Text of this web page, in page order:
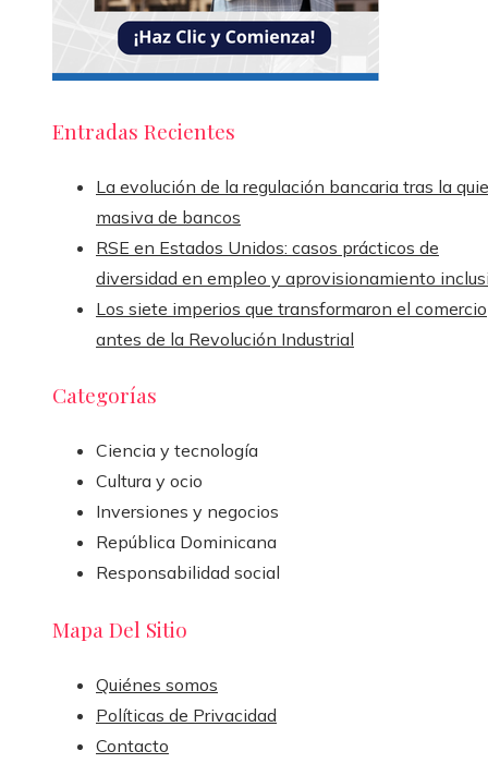
Entradas Recientes
La evolución de la regulación bancaria tras la
masiva de bancos
RSE en Estados Unidos: casos prácticos de
diversidad en empleo y aprovisionamiento
Los siete imperios que transformaron el comercio
antes de la Revolución Industrial
Categorías
Ciencia y tecnología
Cultura y ocio
Inversiones y negocios
República Dominicana
Responsabilidad social
Mapa Del Sitio
Quiénes somos
Políticas de Privacidad
Contacto